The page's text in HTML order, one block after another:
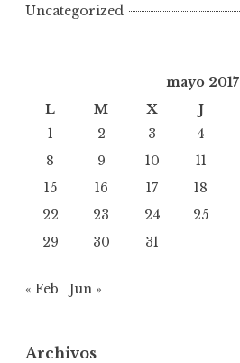
Uncategorized
mayo 2017
L
M X J
1
2 3 4
8
9 10 11
15
16 17 18
22
23 24 25
29
30 31
« Feb Jun »
Archivos